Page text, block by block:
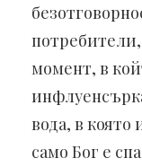
момент, в
вода, в която
само Бог е